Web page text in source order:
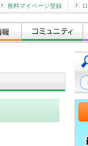
無料マイページ登録